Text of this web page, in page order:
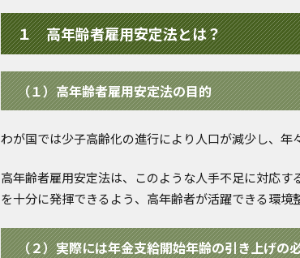
１ 高年齢者雇用安定法とは？
（１）高年齢者雇用安定法の目的
わが国では少子高齢化の進行により人口が減少し、年
高年齢者雇用安定法は、このような人手不足に対応
を十分に発揮できるよう、高年齢者が活躍できる環境
（２）実際には年金支給開始年齢の引き上げの